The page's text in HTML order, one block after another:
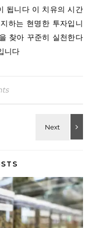
됩니다 이 치유의 시간
하는 현명한 투자입니
찾아 꾸준히 실천한다
니다